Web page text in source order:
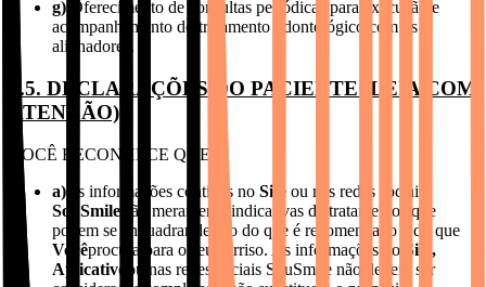
g)
Oferecimento de consultas periódicas para execução e
acompanhamento do tratamento odontológico com os
alinhadores.
3.5. DECLARAÇÕES DO PACIENTE (LEIA COM
ATENÇÃO)
VOCÊ RECONHECE QUE:
a)
as informações contidas no Site ou nas redes sociais
SouSmile são meramente indicativas de tratamentos que
podem se enquadrar dentro do que é recomendado e do que
Vocêprocura para o seu sorriso. As informações do
Site,
Aplicativo
ou nas redes sociais SouSmile não devem ser